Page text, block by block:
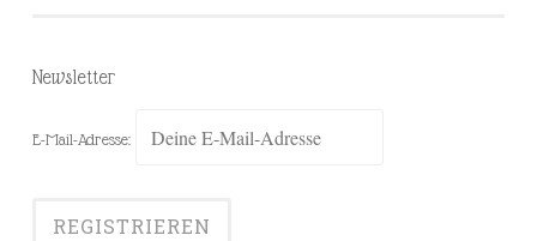
Newsletter
E-Mail-Adresse: